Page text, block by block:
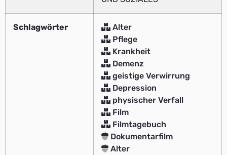
Schlagwörter
Alter
Pflege
Krankheit
Demenz
geistige Verwirrung
Depression
physischer Verfall
Film
Filmtagebuch
Dokumentarfilm
Alter